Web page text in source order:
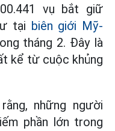
vụ bắt giữ
tại biên giới Mỹ-
tháng 2. Đây là
kể từ cuộc khủng
những người
phần lớn trong